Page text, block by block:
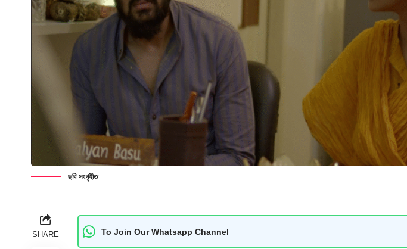
ছবি সংগৃহীত
SHARE To Join Our Whatsapp Channel